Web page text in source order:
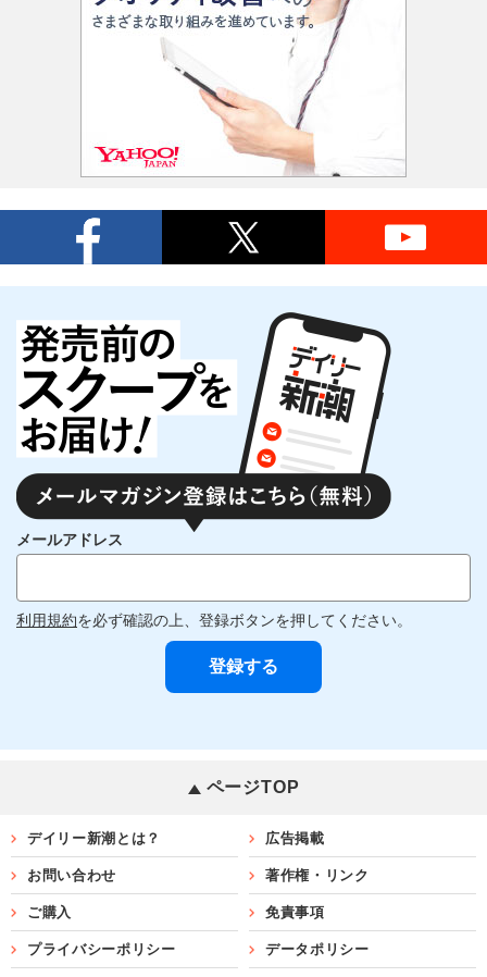
メールアドレス
利用規約を必ず確認の上、登録ボタンを押してください。
ページTOP
デイリー新潮とは？ 広告掲載
お問い合わせ 著作権・リンク
ご購入 免責事項
プライバシーポリシー データポリシー